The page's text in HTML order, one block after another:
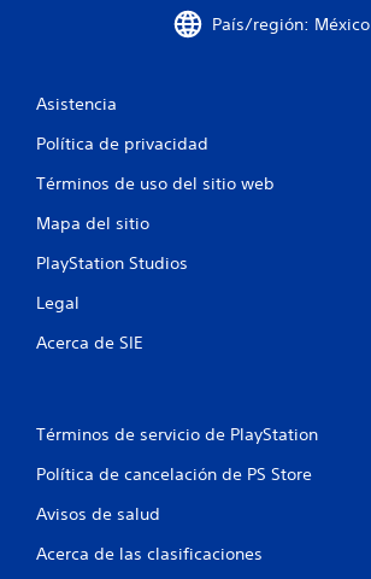
País/región: México
Asistencia
Política de privacidad
Términos de uso del sitio web
Mapa del sitio
PlayStation Studios
Legal
Acerca de SIE
Términos de servicio de PlayStation
Política de cancelación de PS Store
Avisos de salud
Acerca de las clasificaciones